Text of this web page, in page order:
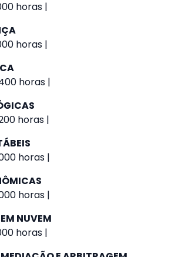
horas |
horas |
horas |
horas |
horas |
horas |
NUVEM
horas |